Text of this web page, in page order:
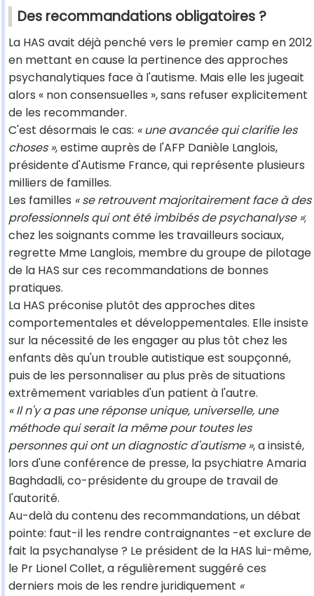
Des recommandations obligatoires ?
La HAS avait déjà penché vers le premier camp en 2012
en mettant en cause la pertinence des approches
psychanalytiques face à l'autisme. Mais elle les jugeait
alors « non consensuelles », sans refuser explicitement
de les recommander.
C'est désormais le cas: « une avancée qui clarifie les
choses », estime auprès de l'AFP Danièle Langlois,
présidente d'Autisme France, qui représente plusieurs
milliers de familles.
Les familles « se retrouvent majoritairement face à des
professionnels qui ont été imbibés de psychanalyse »;
chez les soignants comme les travailleurs sociaux,
regrette Mme Langlois, membre du groupe de pilotage
de la HAS sur ces recommandations de bonnes
pratiques.
La HAS préconise plutôt des approches dites
comportementales et développementales. Elle insiste
sur la nécessité de les engager au plus tôt chez les
enfants dès qu'un trouble autistique est soupçonné,
puis de les personnaliser au plus près de situations
extrêmement variables d'un patient à l'autre.
« Il n'y a pas une réponse unique, universelle, une
méthode qui serait la même pour toutes les
personnes qui ont un diagnostic d'autisme », a insisté,
lors d'une conférence de presse, la psychiatre Amaria
Baghdadli, co-présidente du groupe de travail de
l'autorité.
Au-delà du contenu des recommandations, un débat
pointe: faut-il les rendre contraignantes -et exclure de
fait la psychanalyse ? Le président de la HAS lui-même,
le Pr Lionel Collet, a régulièrement suggéré ces
derniers mois de les rendre juridiquement «